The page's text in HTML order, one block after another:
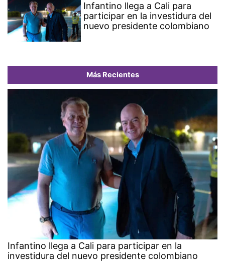
Infantino llega a Cali para
participar en la investidura del
nuevo presidente colombiano
Más Recientes
Infantino llega a Cali para participar en la
investidura del nuevo presidente colombiano